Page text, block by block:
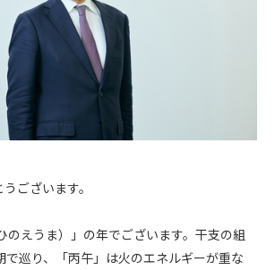
ございます。
のえうま）」の年でございます。干支の組
で巡り、「丙午」は火のエネルギーが重な